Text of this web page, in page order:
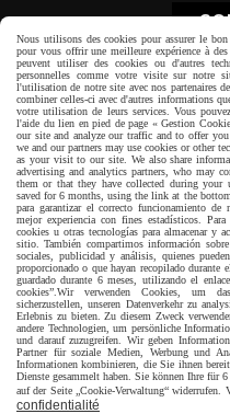
Nous utilisons des cookies pour assurer le
pour vous offrir une meilleure expérience à
peuvent utiliser des cookies ou d'autres
personnelles comme votre visite sur notre
l'utilisation de notre site avec nos partenaires
combiner celles-ci avec d'autres informations
votre utilisation de leurs services. Vous
l'aide du lien en pied de page « Gestion
our site and analyze our traffic and to offer
we and our partners may use cookies or other
as your visit to our site. We also share
advertising and analytics partners, who may
them or that they have collected during your
saved for 6 months, using the link at the
para garantizar el correcto funcionamiento
mejor experiencia con fines estadísticos.
cookies u otras tecnologías para almacenar y
sitio. También compartimos información
sociales, publicidad y análisis, quienes
proporcionado o que hayan recopilado durante
guardado durante 6 meses, utilizando el
cookies”. Wir verwenden Cookies, um das
sicherzustellen, unseren Datenverkehr zu
Erlebnis zu bieten. Zu diesem Zweck
andere Technologien, um persönliche
und darauf zuzugreifen. Wir geben
Partner für soziale Medien, Werbung und
Informationen kombinieren, die Sie ihnen
Dienste gesammelt haben. Sie können Ihre für
auf der Seite „Cookie-Verwaltung“
confidentialité